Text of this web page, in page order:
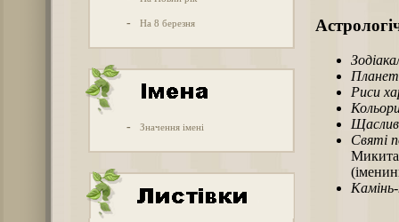
- На 8 березня
- Значення імені
Риси
Святі
Микита